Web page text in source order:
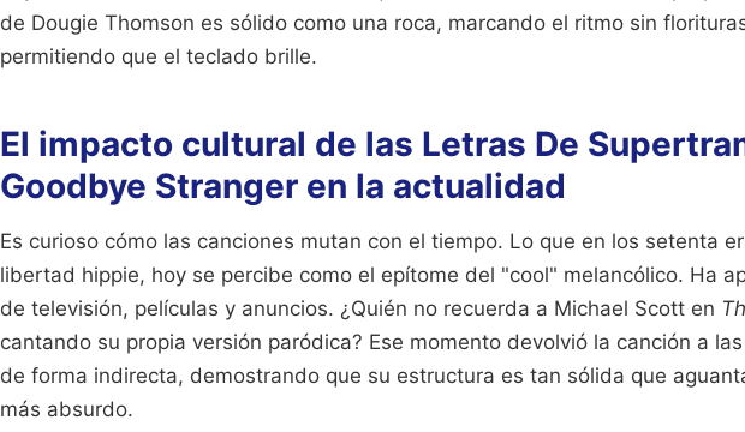
de Dougie Thomson es sólido como una roca, marcando el ritmo sin
permitiendo que el teclado brille.
El impacto cultural de las Letras De
Goodbye Stranger en la actualidad
Es curioso cómo las canciones mutan con el tiempo. Lo que en los setenta
libertad hippie, hoy se percibe como el epítome del "cool" melancólico. Ha
de televisión, películas y anuncios. ¿Quién no recuerda a Michael Scott en
cantando su propia versión paródica? Ese momento devolvió la canción a
de forma indirecta, demostrando que su estructura es tan sólida que
más absurdo.